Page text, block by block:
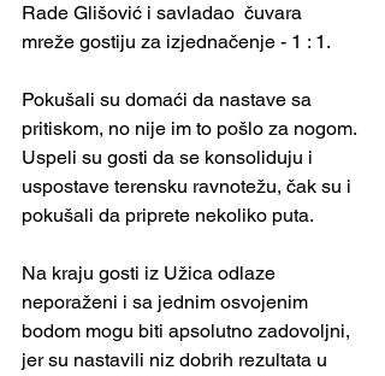
Rade Glišović i savladao  čuvara
mreže gostiju za izjednačenje - 1 : 1.
Pokušali su domaći da nastave sa
pritiskom, no nije im to pošlo za nogom.
Uspeli su gosti da se konsoliduju i
uspostave terensku ravnotežu, čak su i
pokušali da priprete nekoliko puta.
Na kraju gosti iz Užica odlaze
neporaženi i sa jednim osvojenim
bodom mogu biti apsolutno zadovoljni,
jer su nastavili niz dobrih rezultata u